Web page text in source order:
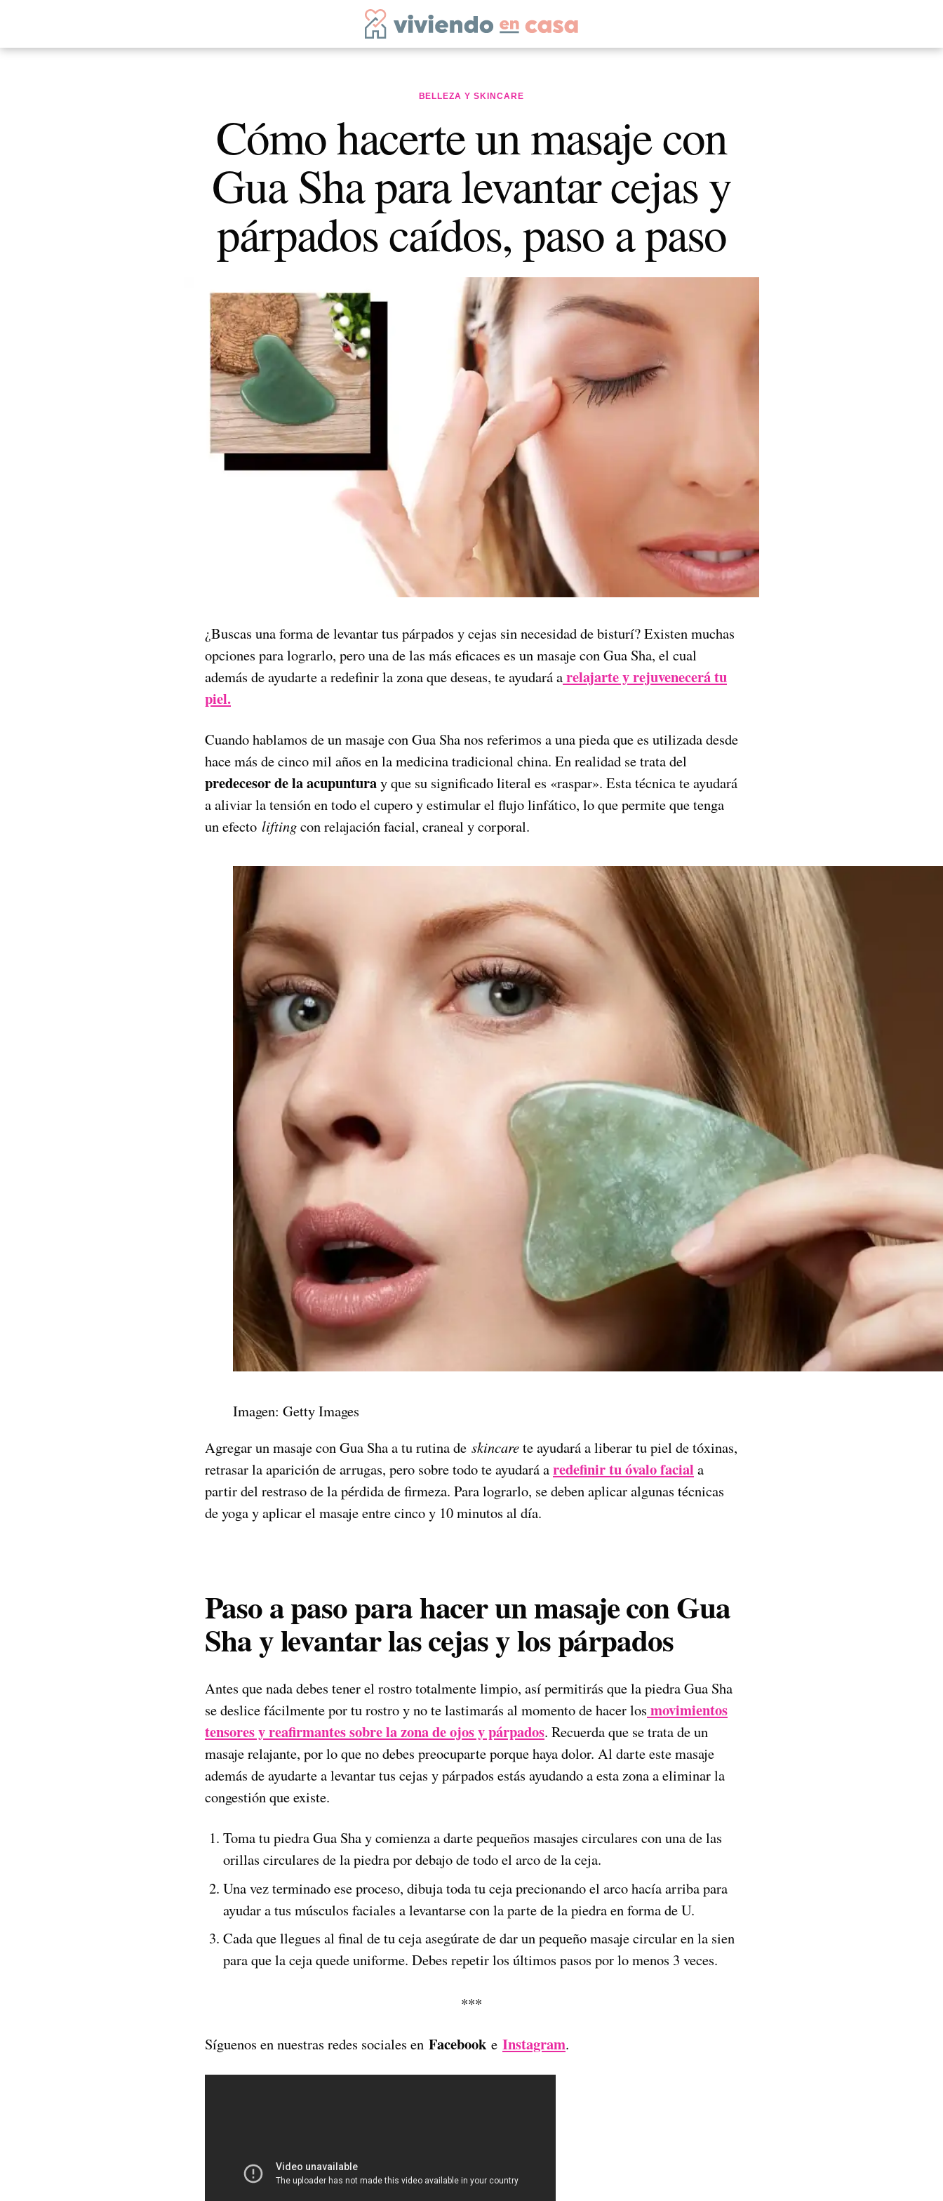
BELLEZA Y SKINCARE
Cómo hacerte un masaje con
Gua Sha para levantar cejas y
párpados caídos, paso a paso
¿Buscas una forma de levantar tus párpados y cejas sin necesidad de bisturí? Existen muchas
opciones para lograrlo, pero una de las más eficaces es un masaje con Gua Sha, el cual
además de ayudarte a redefinir la zona que deseas, te ayudará arelajarte y rejuvenecerá tu
piel.
Cuando hablamos de un masaje con Gua Sha nos referimos a una pieda que es utilizada desde
hace más de cinco mil años en la medicina tradicional china. En realidad se trata del
predecesor de la acupunturay que su significado literal es «raspar». Esta técnica te ayudará
a aliviar la tensión en todo el cupero y estimular el flujo linfático, lo que permite que tenga
un efecto liftingcon relajación facial, craneal y corporal.
Imagen: Getty Images
Agregar un masaje con Gua Sha a tu rutina de skincarete ayudará a liberar tu piel de tóxinas,
retrasar la aparición de arrugas, pero sobre todo te ayudará aredefinir tu óvalo facial a
partir del restraso de la pérdida de firmeza. Para lograrlo, se deben aplicar algunas técnicas
de yoga y aplicar el masaje entre cinco y 10 minutos al día.
Paso a paso para hacer un masaje con Gua
Sha y levantar las cejas y los párpados
Antes que nada debes tener el rostro totalmente limpio, así permitirás que la piedra Gua Sha
se deslice fácilmente por tu rostro y no te lastimarás al momento de hacer los movimientos
tensores y reafirmantes sobre la zona de ojos y párpados. Recuerda que se trata de un
masaje relajante, por lo que no debes preocuparte porque haya dolor. Al darte este masaje
además de ayudarte a levantar tus cejas y párpados estás ayudando a esta zona a eliminar la
congestión que existe.
Toma tu piedra Gua Sha y comienza a darte pequeños masajes circulares con una de las
orillas circulares de la piedra por debajo de todo el arco de la ceja.
Una vez terminado ese proceso, dibuja toda tu ceja precionando el arco hacía arriba para
ayudar a tus músculos faciales a levantarse con la parte de la piedra en forma de U.
Cada que llegues al final de tu ceja asegúrate de dar un pequeño masaje circular en la sien
para que la ceja quede uniforme. Debes repetir los últimos pasos por lo menos 3 veces.
***
Síguenos en nuestras redes sociales en Facebook e Instagram.